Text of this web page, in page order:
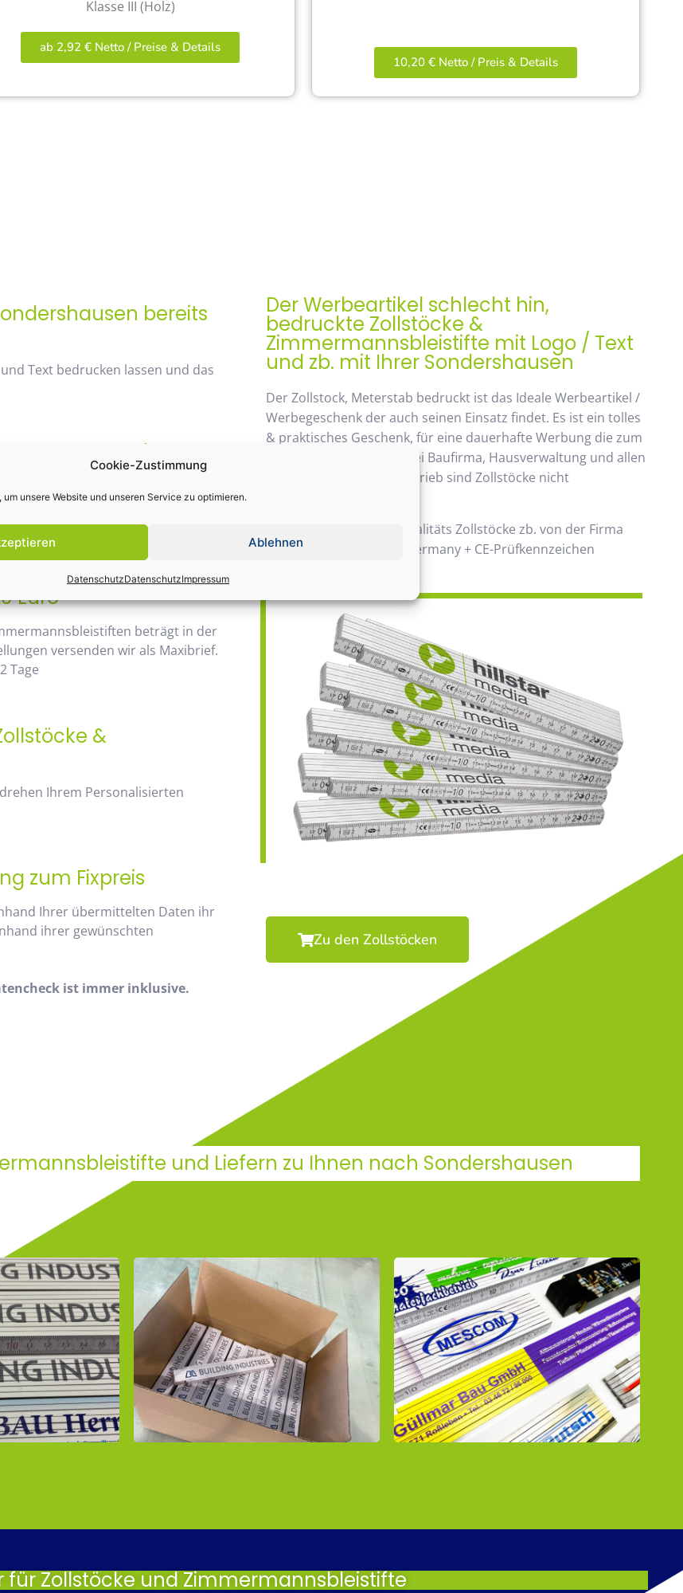
Cookie-Zustimmung
unsere Website und unseren Service zu optimieren.
Ablehnen
DatenschutzDatenschutzImpressum
Klasse III (Holz)
ab 2,92 € Netto / Preise & Details
10,20 € Netto / Preis & Details
bereits
Text bedrucken lassen und das
/
Mengenrabatt profitieren. Die
Staffelpreise.
Euro
beträgt in der
versenden wir als Maxibrief.
Tage
&
Ihrem Personalisierten
zum Fixpreis
Ihrer übermittelten Daten ihr
ihrer gewünschten
ist immer inklusive.
Der Werbeartikel schlecht hin,
bedruckte Zollstöcke &
Zimmermannsbleistifte mit Logo / Text
und zb. mit Ihrer Sondershausen
Der Zollstock, Meterstab bedruckt ist das Ideale Werbeartikel /
Werbegeschenk der auch seinen Einsatz findet. Es ist ein tolles
& praktisches Geschenk, für eine dauerhafte Werbung die zum
Einsatz kommt. Beliebt bei Baufirma, Hausverwaltung und allen
möglichen Handwerksbetrieb sind Zollstöcke nicht
Daher wir verwenden Qualitäts Zollstöcke zb. von der Firma
Bauma / 100% Made in Germany + CE-Prüfkennzeichen
Zu den Zollstöcken
und Liefern zu Ihnen nach Sondershausen
für Zollstöcke und Zimmermannsbleistifte